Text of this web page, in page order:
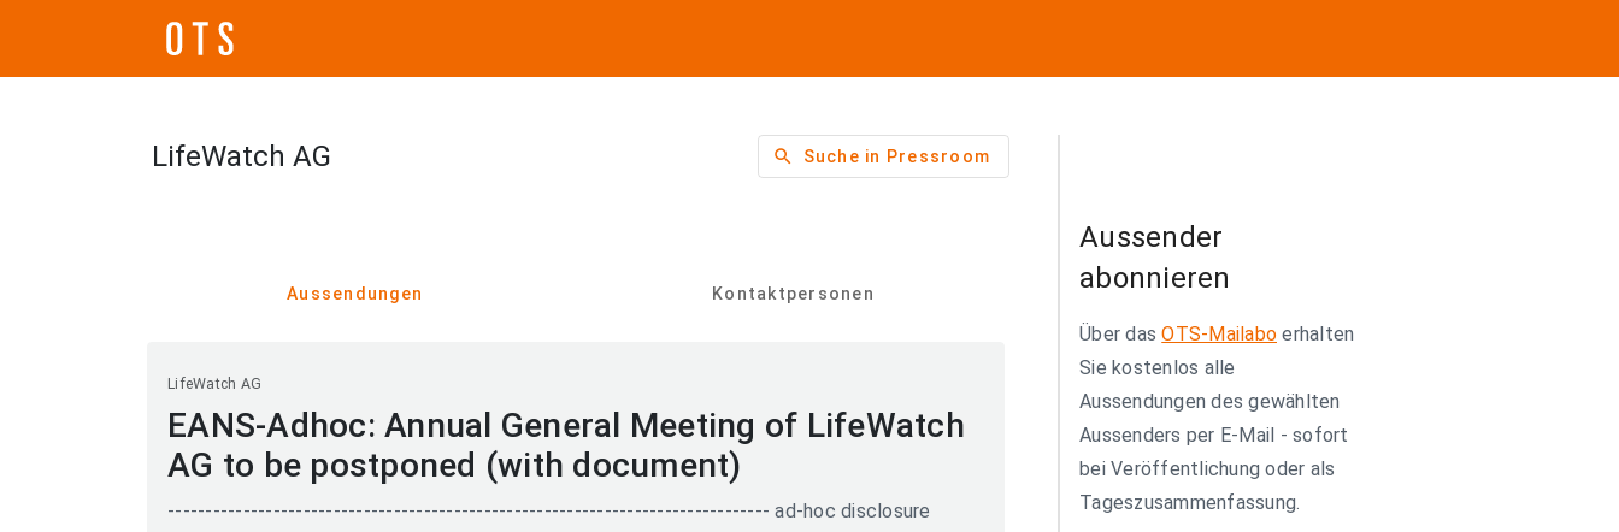
LifeWatch AG search Suche in Pressroom
Aussendungen Kontaktpersonen
LifeWatch AG
EANS-Adhoc: Annual General Meeting of LifeWatch
AG to be postponed (with document)
-------------------------------------------------------------------------------- ad-hoc disclosure
Aussender
abonnieren
Über dasOTS-Mailabo erhalten
Sie kostenlos alle
Aussendungen des gewählten
Aussenders per E-Mail - sofort
bei Veröffentlichung oder als
Tageszusammenfassung.